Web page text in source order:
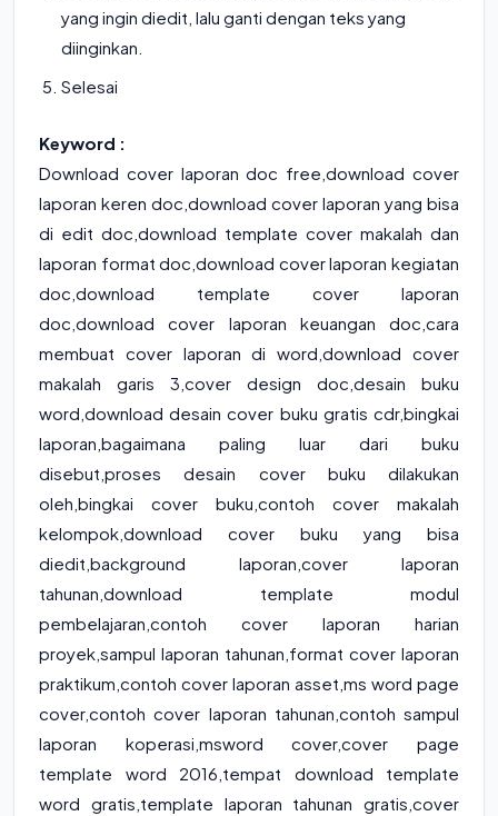
yang ingin diedit, lalu ganti dengan teks yang
diinginkan.
Selesai
Keyword :
Download cover laporan doc free ,download cover
laporan keren doc download cover laporan yang bisa
di edit doc download template cover makalah dan
laporan format doc ,download cover laporan kegiatan
doc download template cover laporan
doc download cover laporan keuangan doc ,cara
membuat cover laporan di word,download cover
makalah garis 3,cover design doc,desain buku
word,download desain cover buku gratis cdr,bingkai
laporan,bagaimana paling luar dari buku
disebut,proses desain cover buku dilakukan
oleh,bingkai cover buku,contoh cover makalah
kelompok,download cover buku yang bisa
diedit,background laporan,cover laporan
tahunan,download template modul
pembelajaran,contoh cover laporan harian
proyek,sampul laporan tahunan,format cover laporan
praktikum,contoh cover laporan asset,ms word page
cover,contoh cover laporan tahunan,contoh sampul
laporan koperasi,msword cover,cover page
template word 2016,tempat download template
word gratis,template laporan tahunan gratis,cover